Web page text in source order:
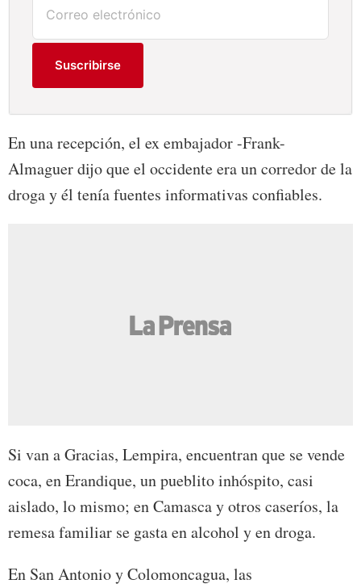
Suscribirse
En una recepción, el ex embajador -Frank-
Almaguer dijo que el occidente era un corredor de la
droga y él tenía fuentes informativas confiables.
Si van a Gracias, Lempira, encuentran que se vende
coca, en Erandique, un pueblito inhóspito, casi
aislado, lo mismo; en Camasca y otros caseríos, la
remesa familiar se gasta en alcohol y en droga.
En San Antonio y Colomoncagua, las